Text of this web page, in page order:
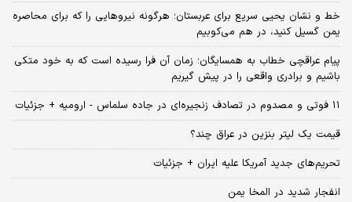
خط و نشان یحیی سریع برای عربستان؛ هرگونه نیروهایی را که برای محاصره
یمن گسیل کنید، در هم می‌کوبیم
پیام عراقچی خطاب به همسایگان؛ زمان آن فرا رسیده است که به خود متکی
باشیم و برادری واقعی را در پیش گیریم
۱۱ فوتی و مصدوم در تصادف زنجیره‌ای در جاده سلماس - ارومیه + جزئیات
قیمت یک لیتر بنزین در عراق چند؟
تحریم‌های جدید آمریکا علیه ایران + جزئیات
انفجار شدید در المخا یمن